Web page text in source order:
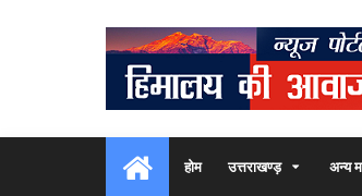
होम उत्तराखण्ड़ अन्य